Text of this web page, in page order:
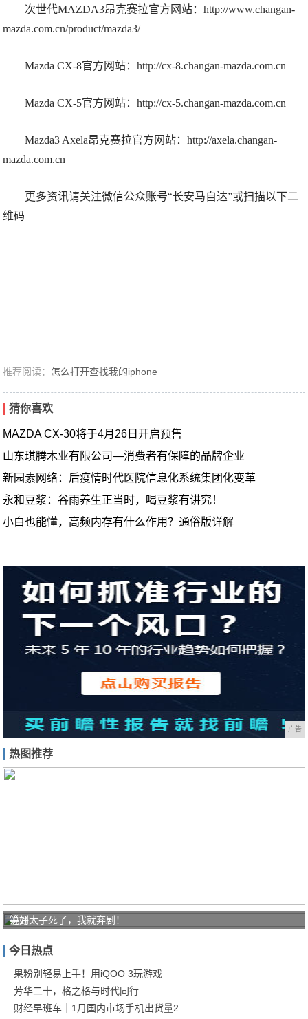
次世代MAZDA3昂克赛拉官方网站：http://www.changan-
mazda.com.cn/product/mazda3/
Mazda CX-8官方网站：http://cx-8.changan-mazda.com.cn
Mazda CX-5官方网站：http://cx-5.changan-mazda.com.cn
Mazda3 Axela昂克赛拉官方网站：http://axela.changan-
mazda.com.cn
更多资讯请关注微信公众账号“长安马自达”或扫描以下二
维码
推荐阅读： 怎么打开查找我的iphone
猜你喜欢
MAZDA CX-30将于4月26日开启预售
山东琪腾木业有限公司—消费者有保障的品牌企业
新园素网络：后疫情时代医院信息化系统集团化变革
永和豆浆：谷雨养生正当时，喝豆浆有讲究！
小白也能懂，高频内存有什么作用？通俗版详解
广告
热图推荐
说好
干精
英玛
丽
苏，
等到太子死了，我就弃剧！
今日热点
果粉别轻易上手！用iQOO 3玩游戏
芳华二十，格之格与时代同行
财经早班车｜1月国内市场手机出货量2